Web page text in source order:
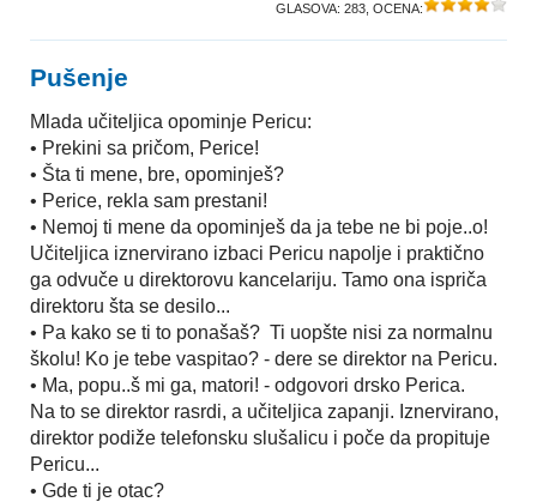
GLASOVA: 283 , OCENA:
Pušenje
Mlada učiteljica opominje Pericu:
• Prekini sa pričom, Perice!
• Šta ti mene, bre, opominješ?
• Perice, rekla sam prestani!
• Nemoj ti mene da opominješ da ja tebe ne bi poje..o!
Učiteljica iznervirano izbaci Pericu napolje i praktično
ga odvuče u direktorovu kancelariju. Tamo ona ispriča
direktoru šta se desilo...
• Pa kako se ti to ponašaš? Ti uopšte nisi za normalnu
školu! Ko je tebe vaspitao? - dere se direktor na Pericu.
• Ma, popu..š mi ga, matori! - odgovori drsko Perica.
Na to se direktor rasrdi, a učiteljica zapanji. Iznervirano,
direktor podiže telefonsku slušalicu i poče da propituje
Pericu...
• Gde ti je otac?